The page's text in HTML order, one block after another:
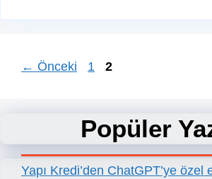
← Önceki Sayfa
1 Sayfa
2
Popüler
Yapı Kredi’den ChatGPT’ye özel